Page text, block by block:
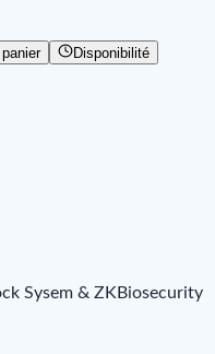
panier Disponibilité
Sysem & ZKBiosecurity